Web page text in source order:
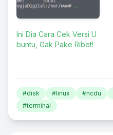
Ini Dia Cara Cek Versi U
buntu, Gak Pake Ribet!
#disk #linux #ncdu
#terminal